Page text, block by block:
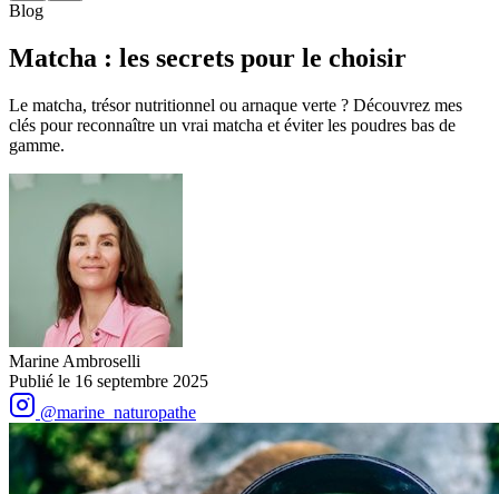
Blog
Matcha : les secrets pour le choisir
Le matcha, trésor nutritionnel ou arnaque verte ? Découvrez mes
clés pour reconnaître un vrai matcha et éviter les poudres bas de
gamme.
Marine Ambroselli
Publié le 16 septembre 2025
@marine_naturopathe